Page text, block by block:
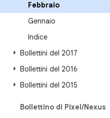
Febbraio
Gennaio
Indice
Bollettini del 2017
Bollettini del 2016
Bollettini del 2015
Bollettino di Pixel/Nexus